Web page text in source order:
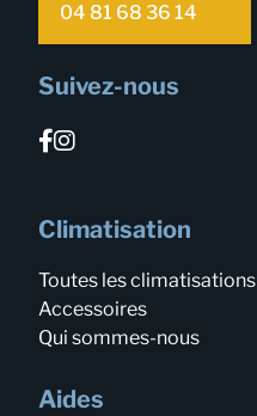
04 81 68 36 14
Suivez-nous
Climatisation
Toutes les climatisations
Accessoires
Qui sommes-nous
Aides